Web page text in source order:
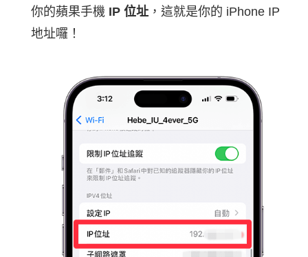
你的蘋果手機 IP 位址 ，這就是你的 iPhone IP
地址囉！